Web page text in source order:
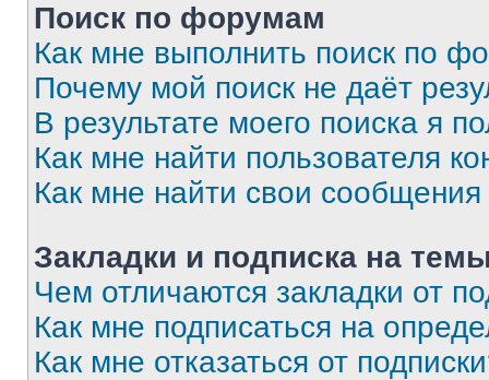
Поиск по форумам
Как мне выполнить поиск по
Почему мой поиск не даёт
В результате моего поиска я
Как мне найти пользователя
Как мне найти свои
Закладки и подписка на
Чем отличаются закладки от
Как мне подписаться на
Как мне отказаться от